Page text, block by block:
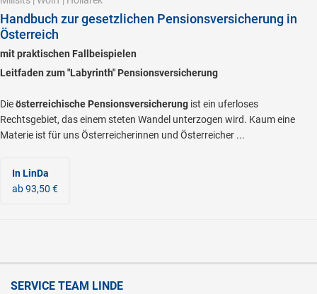
Handbuch zur gesetzlichen Pensionsversicherung in
Österreich
mit praktischen Fallbeispielen
Leitfaden zum "Labyrinth" Pensionsversicherung
Dieösterreichische Pensionsversicherung ist ein uferloses
Rechtsgebiet, das einem steten Wandel unterzogen wird. Kaum eine
Materie ist für uns Österreicherinnen und Österreicher ...
In LinDa
ab 93,50 €
SERVICE TEAM LINDE